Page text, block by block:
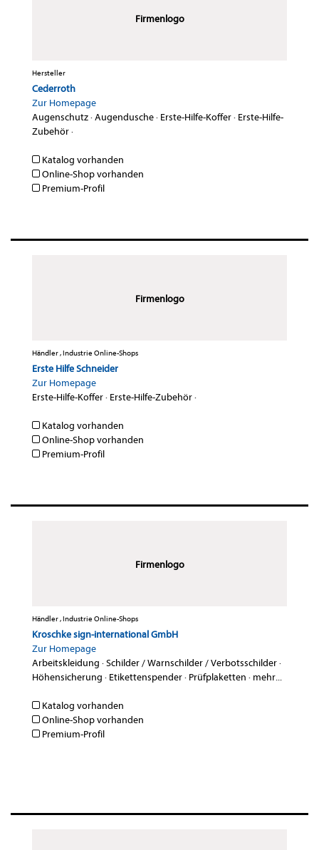
Firmenlogo
Hersteller
Cederroth
Zur Homepage
Augenschutz·Augendusche· Erste-Hilfe-Koffer· Erste-Hilfe-
Zubehör·
Katalog vorhanden
Online-Shop vorhanden
Premium-Profil
Firmenlogo
Händler , Industrie Online-Shops
Erste Hilfe Schneider
Zur Homepage
Erste-Hilfe-Koffer· Erste-Hilfe-Zubehör·
Katalog vorhanden
Online-Shop vorhanden
Premium-Profil
Firmenlogo
Händler , Industrie Online-Shops
Kroschke sign-international GmbH
Zur Homepage
Arbeitskleidung ·Schilder / Warnschilder / Verbotsschilder·
Höhensicherung · Etikettenspender· Prüfplaketten · mehr...
Katalog vorhanden
Online-Shop vorhanden
Premium-Profil